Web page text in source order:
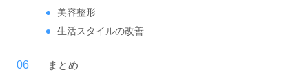
美容整形
生活スタイルの改善
まとめ